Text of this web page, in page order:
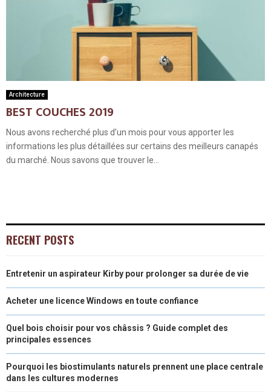
Architecture
BEST COUCHES 2019
Nous avons recherché plus d’un mois pour vous apporter les
informations les plus détaillées sur certains des meilleurs canapés
du marché. Nous savons que trouver le...
RECENT POSTS
Entretenir un aspirateur Kirby pour prolonger sa durée de vie
Acheter une licence Windows en toute confiance
Quel bois choisir pour vos châssis ? Guide complet des
principales essences
Pourquoi les biostimulants naturels prennent une place centrale
dans les cultures modernes